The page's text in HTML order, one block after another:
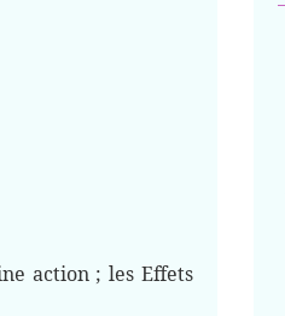
action ; les Effets